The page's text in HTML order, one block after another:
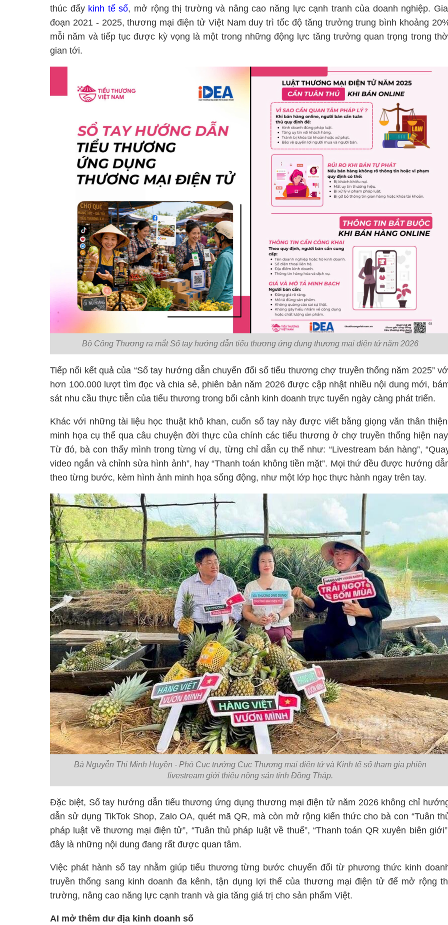
thúc đẩy kinh tế số, mở rộng thị trường và nâng cao năng lực cạnh tranh của doanh nghiệp.
đoạn 2021 - 2025, thương mại điện tử Việt Nam duy trì tốc độ tăng trưởng trung bình khoảng
mỗi năm và tiếp tục được kỳ vọng là một trong những động lực tăng trưởng quan trọng trong
gian tới.
Bộ Công Thương ra mắt Sổ tay hướng dẫn tiểu thương ứng dụng thương mại điện tử năm 2026
Tiếp nối kết quả của “Sổ tay hướng dẫn chuyển đổi số tiểu thương chợ truyền thống năm 2025”
hơn 100.000 lượt tìm đọc và chia sẻ, phiên bản năm 2026 được cập nhật nhiều nội dung mới,
sát nhu cầu thực tiễn của tiểu thương trong bối cảnh kinh doanh trực tuyến ngày càng phát triển.
Khác với những tài liệu học thuật khô khan, cuốn sổ tay này được viết bằng giọng văn thân
minh họa cụ thể qua câu chuyện đời thực của chính các tiểu thương ở chợ truyền thống hiện
Từ đó, bà con thấy mình trong từng ví dụ, từng chỉ dẫn cụ thể như: “Livestream bán hàng”,
video ngắn và chỉnh sửa hình ảnh”, hay “Thanh toán không tiền mặt”. Mọi thứ đều được hướng
theo từng bước, kèm hình ảnh minh họa sống động, như một lớp học thực hành ngay trên tay.
Bà Nguyễn Thị Minh Huyền - Phó Cục trưởng Cục Thương mại điện tử và Kinh tế số tham gia phiên
livestream giới thiệu nông sản tỉnh Đồng Tháp.
Đặc biệt, Sổ tay hướng dẫn tiểu thương ứng dụng thương mại điện tử năm 2026 không chỉ
dẫn sử dụng TikTok Shop, Zalo OA, quét mã QR, mà còn mở rộng kiến thức cho bà con “Tuân
pháp luật về thương mại điện tử”, “Tuân thủ pháp luật về thuế”, “Thanh toán QR xuyên biên
đây là những nội dung đang rất được quan tâm.
Việc phát hành sổ tay nhằm giúp tiểu thương từng bước chuyển đổi từ phương thức kinh
truyền thống sang kinh doanh đa kênh, tận dụng lợi thế của thương mại điện tử để mở rộng
trường, nâng cao năng lực cạnh tranh và gia tăng giá trị cho sản phẩm Việt.
AI mở thêm dư địa kinh doanh số